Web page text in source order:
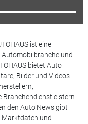
ist eine
und
bietet Auto
Bilder und Videos
den Auto News gibt
und